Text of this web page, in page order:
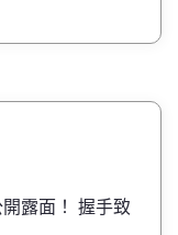
露面！ 握手致